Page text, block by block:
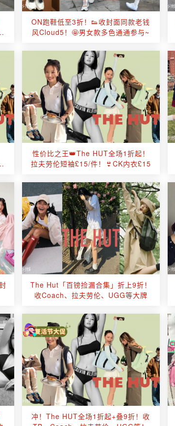
ON跑鞋低至3折！👟收封面同款老钱
风Cloud5！🤩男女款多色通通参与~
性价比之王👑The HUT全场1折起！
拉夫劳伦短袖£15/件！👙CK内衣£15
The Hut「百镑捡漏合集」折上9折！
收Coach、拉夫劳伦、UGG等大牌
冲！The HUT全场1折起+叠9折！收